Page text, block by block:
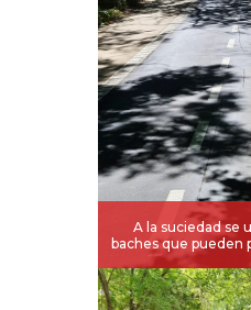
A la suciedad se
baches que pueden